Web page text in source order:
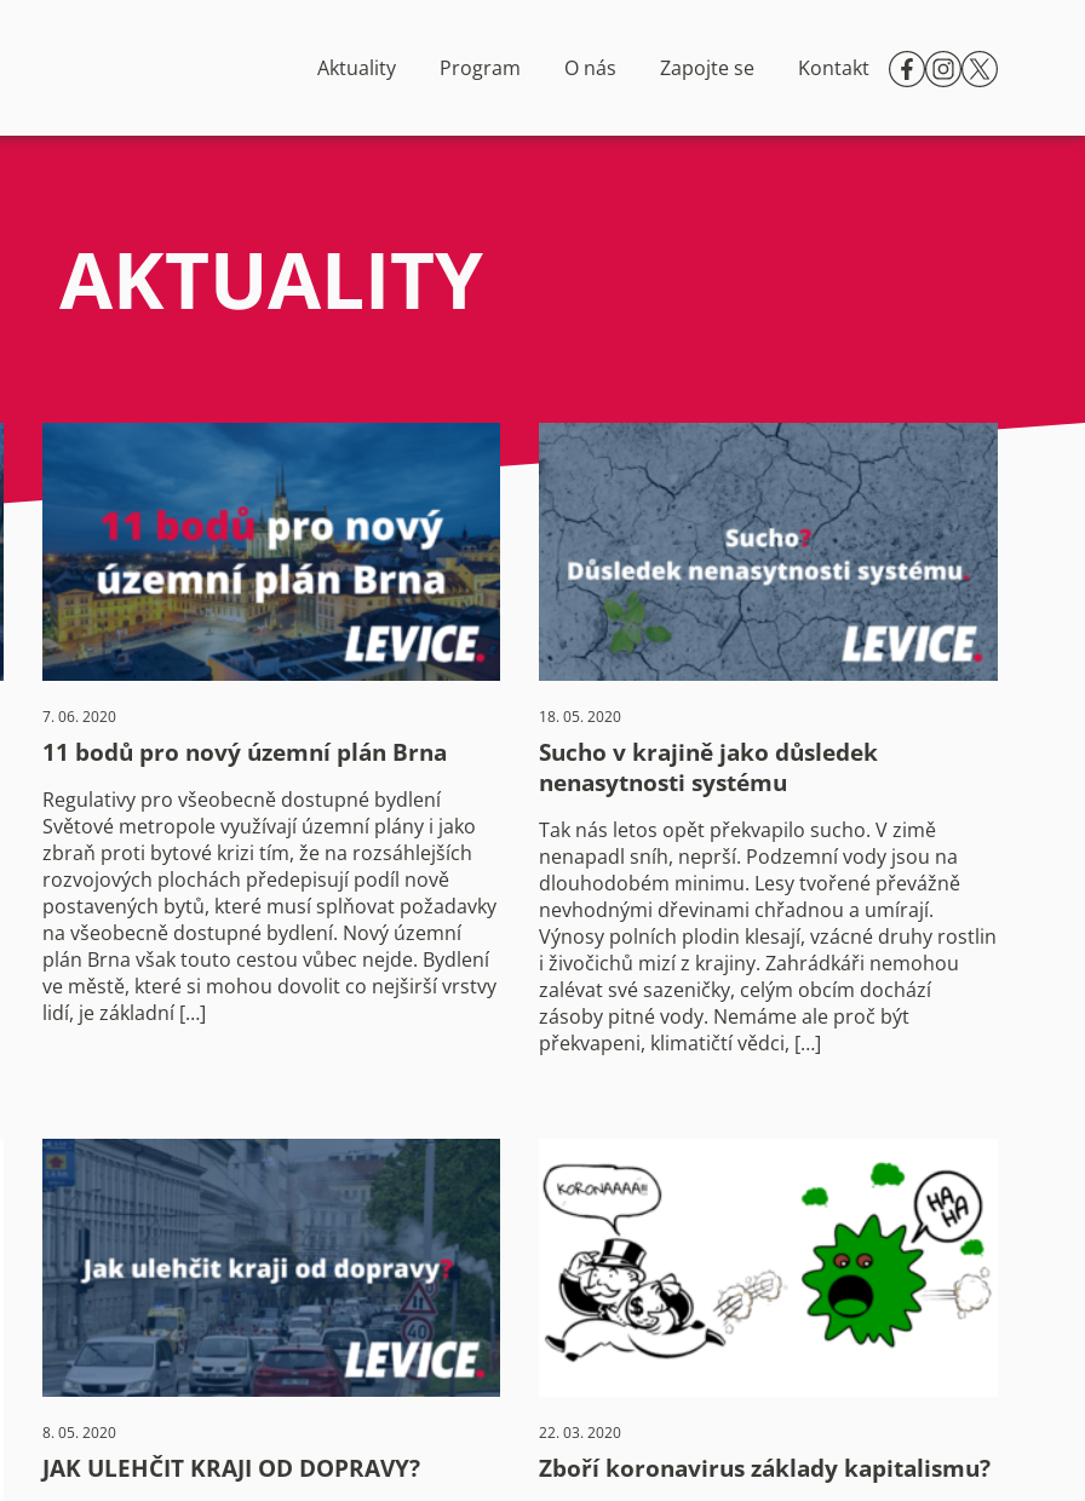
Aktuality Program O nás Zapojte se Kontakt
AKTUALITY
7. 06. 2020
11 bodů pro nový územní plán Brna
Regulativy pro všeobecně dostupné bydlení
Světové metropole využívají územní plány i jako
zbraň proti bytové krizi tím, že na rozsáhlejších
rozvojových plochách předepisují podíl nově
postavených bytů, které musí splňovat požadavky
na všeobecně dostupné bydlení. Nový územní
plán Brna však touto cestou vůbec nejde. Bydlení
ve městě, které si mohou dovolit co nejširší vrstvy
lidí, je základní […]
18. 05. 2020
Sucho v krajině jako důsledek
nenasytnosti systému
Tak nás letos opět překvapilo sucho. V zimě
nenapadl sníh, neprší. Podzemní vody jsou na
dlouhodobém minimu. Lesy tvořené převážně
nevhodnými dřevinami chřadnou a umírají.
Výnosy polních plodin klesají, vzácné druhy rostlin
i živočichů mizí z krajiny. Zahrádkáři nemohou
zalévat své sazeničky, celým obcím dochází
zásoby pitné vody. Nemáme ale proč být
překvapeni, klimatičtí vědci, […]
8. 05. 2020
JAK ULEHČIT KRAJI OD DOPRAVY?
22. 03. 2020
Zboří koronavirus základy kapitalismu?